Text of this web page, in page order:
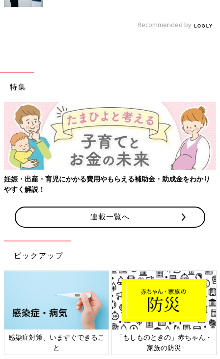
Recommended by
特集
をわかり
【ワクチン接種できるものも】妊婦の感染症対策、知
連載一覧へ
ピックアップ
きの」赤ちゃん・
日本外来小児科学会リーフレッ
六星占術 細